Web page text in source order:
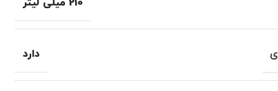
210 میلی لیتر
دارد